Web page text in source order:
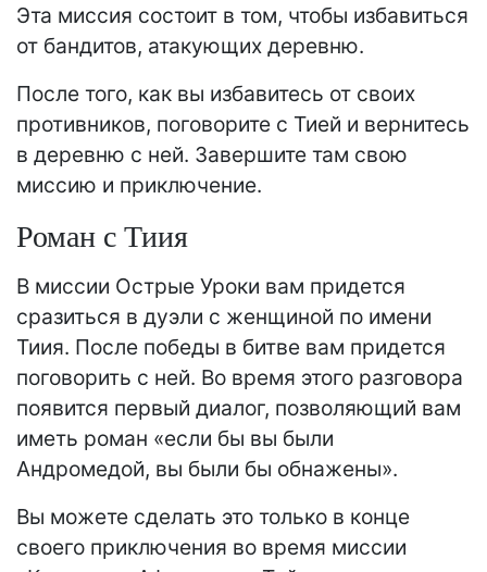
Эта миссия состоит в том, чтобы избавиться
от бандитов, атакующих деревню.
После того, как вы избавитесь от своих
противников, поговорите с Тией и вернитесь
в деревню с ней. Завершите там свою
миссию и приключение.
Роман с Тиия
В миссии Острые Уроки вам придется
сразиться в дуэли с женщиной по имени
Тиия. После победы в битве вам придется
поговорить с ней. Во время этого разговора
появится первый диалог, позволяющий вам
иметь роман «если бы вы были
Андромедой, вы были бы обнажены».
Вы можете сделать это только в конце
своего приключения во время миссии